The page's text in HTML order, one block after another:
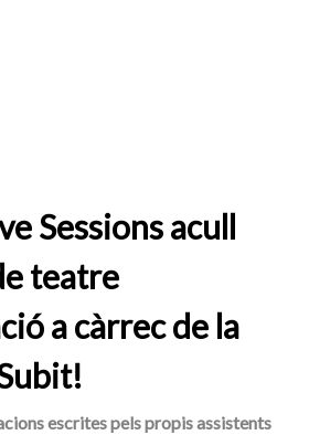
Sessions acull
teatre
a càrrec de la
escrites pels propis assistents